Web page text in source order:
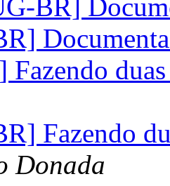
BR]
Fazendo
Donada